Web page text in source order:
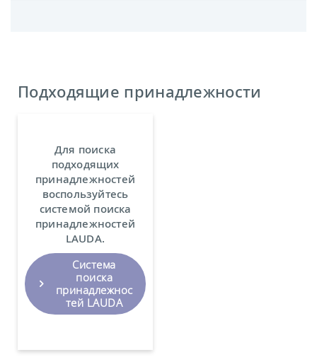
Подходящие принадлежности
Для поиска
подходящих
принадлежностей
воспользуйтесь
системой поиска
принадлежностей
LAUDA.
Система
поиска
принадлежнос
тей LAUDA